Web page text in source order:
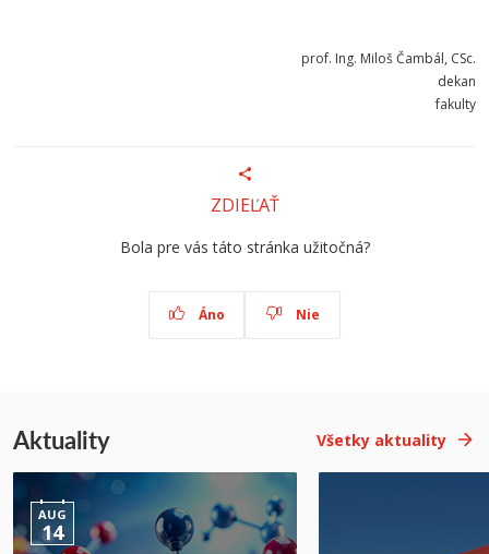
prof. Ing. Miloš Čambál, CSc.
dekan
fakulty
ZDIEĽAŤ
Bola pre vás táto stránka užitočná?
Áno Nie
Aktuality Všetky aktuality
AUG
14